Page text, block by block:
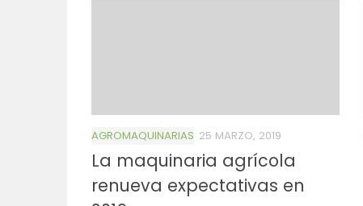
AGROMAQUINARIAS 25 MARZO, 2019
La maquinaria agrícola
renueva expectativas en